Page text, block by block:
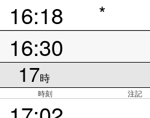
16:18 *
16:30
17時
時刻 注記